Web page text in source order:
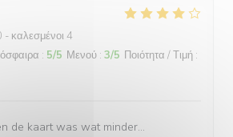
καλεσμένοι 4
: 5/5 Μενού : 3/5 Ποιότητα / Τιμή :
de kaart was wat minder…